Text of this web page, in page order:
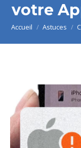
votre
Vous êtes ici :
Accueil Astuces